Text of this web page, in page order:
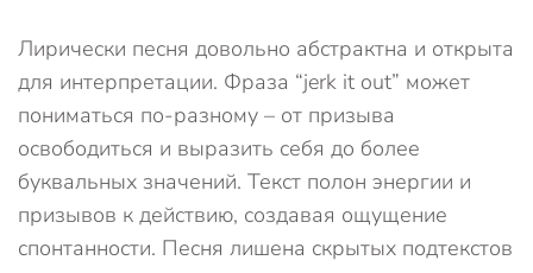
Лирически песня довольно абстрактна и открыта
для интерпретации. Фраза “jerk it out” может
пониматься по-разному – от призыва
освободиться и выразить себя до более
буквальных значений. Текст полон энергии и
призывов к действию, создавая ощущение
спонтанности. Песня лишена скрытых подтекстов